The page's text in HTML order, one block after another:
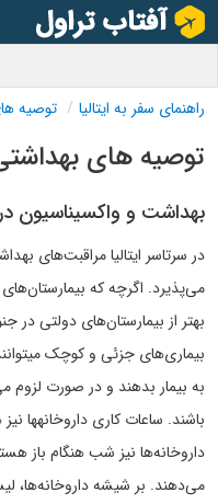
راهنمای سفر به ایتالیا توصیه
توصیه های بهداشتی
بهداشت و واکسیناسیون در
در سرتاسر ایتالیا مراقبت‌های
می‌پذیرد. اگرچه که
بهتر از بیمارستان‌های دولتی در
بیماری‌های جزئی و کوچک
به بیمار بدهند و در صورت لزوم
داروخانه‌ها نیز شب هنگام باز
می‌دهند. بر شیشه داروخانه‌ها،